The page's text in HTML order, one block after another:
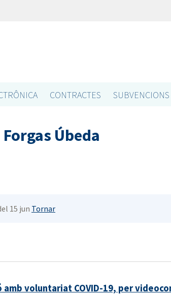
CONTRACTES SUBVENCIONS
Úbeda
15 jun Tornar
amb voluntariat COVID-19, per